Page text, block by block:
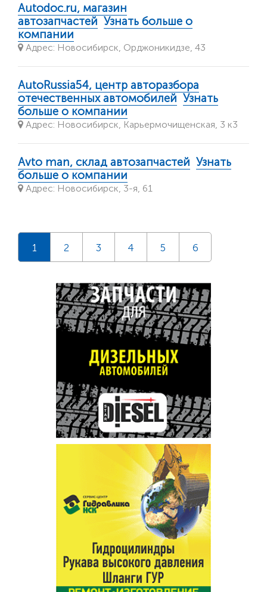
Autodoc.ru, магазин
автозапчастей Узнать больше о
компании
Адрес: Новосибирск, Орджоникидзе, 43
AutoRussia54, центр авторазбора
отечественных автомобилей Узнать
больше о компании
Адрес: Новосибирск, Карьермочищенская, 3 к3
Avto man, склад автозапчастей Узнать
больше о компании
Адрес: Новосибирск, 3-я, 61
1 2 3 4 5 6